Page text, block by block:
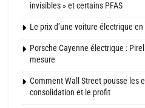
invisibles » et certains PFAS
Le prix d’une voiture électrique en
Porsche Cayenne électrique :
mesure
Comment Wall Street pousse les
consolidation et le profit